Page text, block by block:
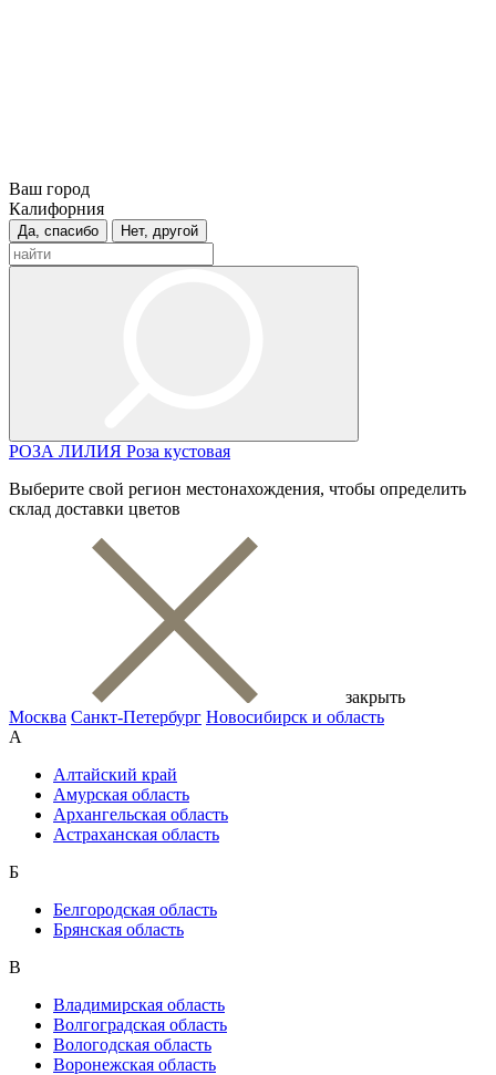
Ваш город
Калифорния
Да, спасибо Нет, другой
РОЗА ЛИЛИЯ Роза кустовая
Выберите свой регион местонахождения, чтобы определить
склад доставки цветов
закрыть
Москва Санкт-Петербург Новосибирск и область
А
Алтайский край
Амурская область
Архангельская область
Астраханская область
Б
Белгородская область
Брянская область
В
Владимирская область
Волгоградская область
Вологодская область
Воронежская область